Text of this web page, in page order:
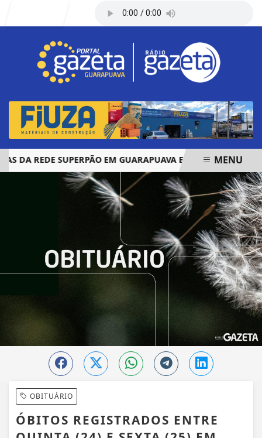
SUPERPÃO EM GUARAPUAVA E PALMAS ÓBITOS
EM ALTA
MENU
OBITUÁRIO
ÓBITOS REGISTRADOS ENTRE